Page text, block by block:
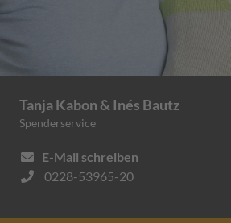
Tanja Kabon & Inés Bautz
Spenderservice
E-Mail schreiben
0228-53965-20